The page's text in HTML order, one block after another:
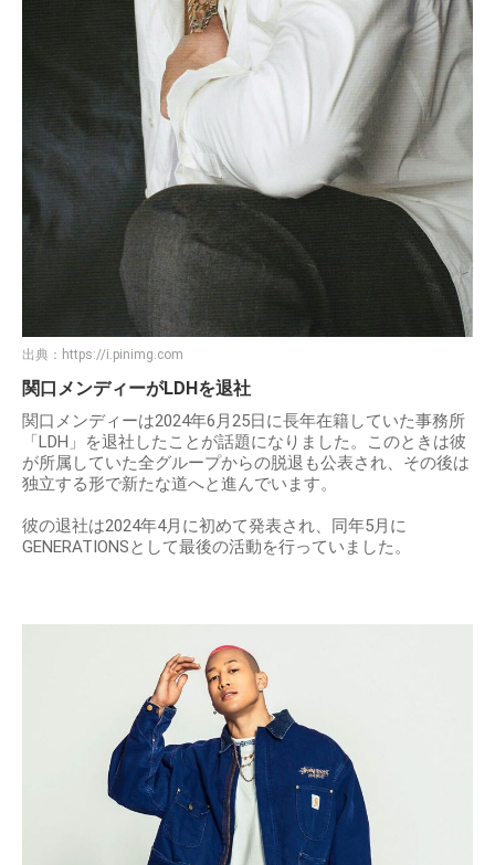
出典： https://i.pinimg.com
関口メンディーがLDHを退社
関口メンディーは2024年6月25日に長年在籍していた事務所
「LDH」を退社したことが話題になりました。このときは彼
が所属していた全グループからの脱退も公表され、その後は
独立する形で新たな道へと進んでいます。
彼の退社は2024年4月に初めて発表され、同年5月に
GENERATIONSとして最後の活動を行っていました。